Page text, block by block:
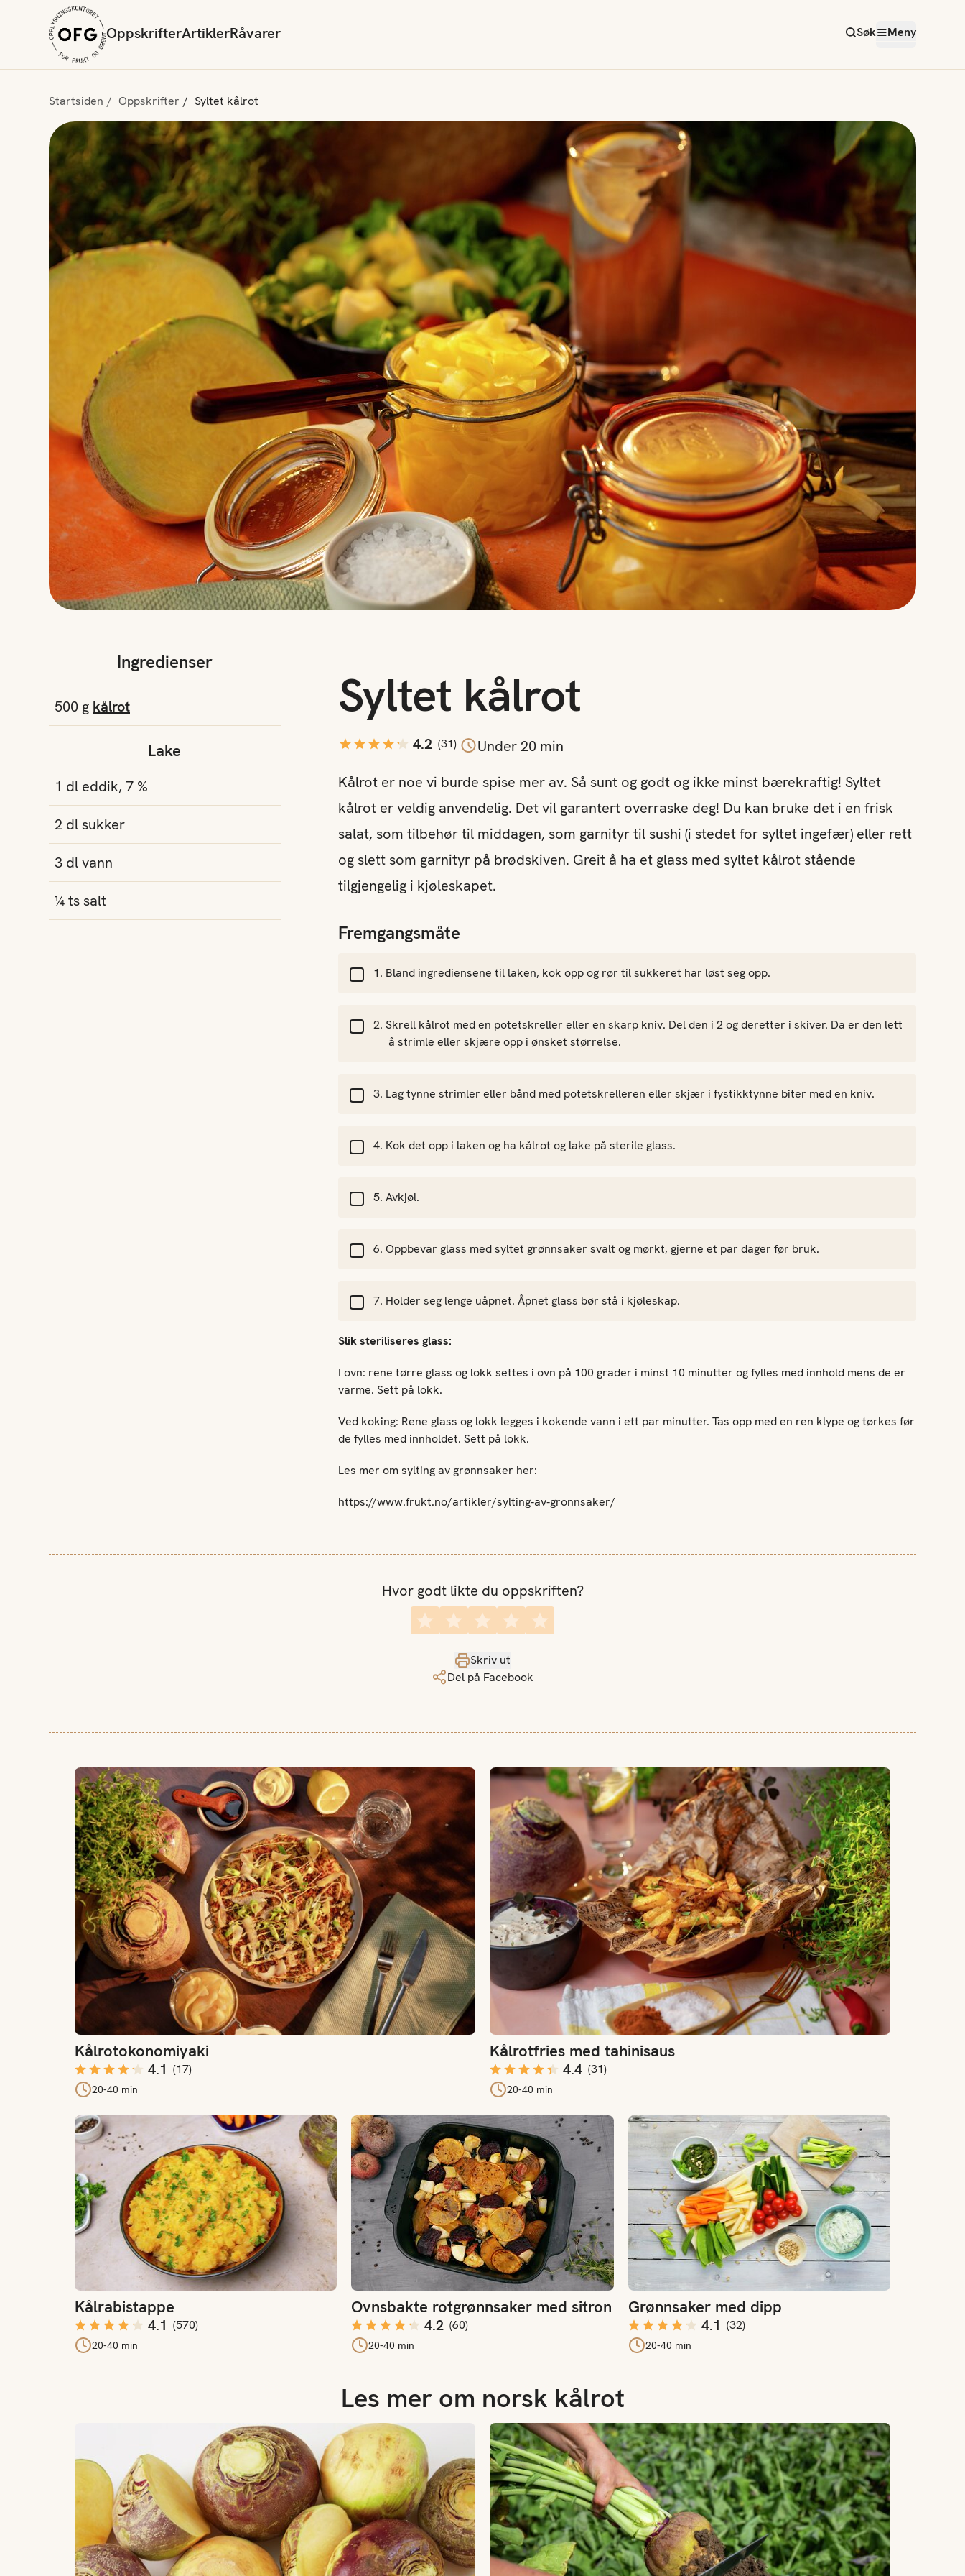
OppskrifterArtiklerRåvarer Søk Meny
Startsiden Oppskrifter Syltet kålrot
Ingredienser
500 g kålrot
Lake
1 dl eddik, 7 %
2 dlsukker
3 dlvann
¼tssalt
Syltet kålrot
4.2 (31)
Under 20 min
Kålrot er noe vi burde spise mer av. Så sunt og godt og ikke minst bærekraftig! Syltet
kålrot er veldig anvendelig. Det vil garantert overraske deg! Du kan bruke det i en frisk
salat, som tilbehør til middagen, som garnityr til sushi (i stedet for syltet ingefær) eller rett
og slett som garnityr på brødskiven. Greit å ha et glass med syltet kålrot stående
tilgjengelig i kjøleskapet.
Fremgangsmåte
Bland ingrediensene til laken, kok opp og rør til sukkeret har løst seg opp.
Skrell kålrot med en potetskreller eller en skarp kniv. Del den i 2 og deretter i skiver. Da er den lett
å strimle eller skjære opp i ønsket størrelse.
Lag tynne strimler eller bånd med potetskrelleren eller skjær i fystikktynne biter med en kniv.
Kok det opp i laken og ha kålrot og lake på sterile glass.
Avkjøl.
Oppbevar glass med syltet grønnsaker svalt og mørkt, gjerne et par dager før bruk.
Holder seg lenge uåpnet. Åpnet glass bør stå i kjøleskap.
Slik steriliseres glass:
I ovn: rene tørre glass og lokk settes i ovn på 100 grader i minst 10 minutter og fylles med innhold mens de er
varme. Sett på lokk.
Ved koking: Rene glass og lokk legges i kokende vann i ett par minutter. Tas opp med en ren klype og tørkes før
de fylles med innholdet. Sett på lokk.
Les mer om sylting av grønnsaker her:
https://www.frukt.no/artikler/sylting-av-gronnsaker/
Hvor godt likte du oppskriften?
Skriv ut
Del på Facebook
Kålrotokonomiyaki
4.1 (17)
20-40 min
Kålrotokonomiyaki
Kålrotfries med tahinisaus
4.4 (31)
20-40 min
Kålrotfries med tahinisaus
Kålrabistappe
4.1 (570)
20-40 min
Kålrabistappe
Ovnsbakte rotgrønnsaker med sitron
4.2 (60)
20-40 min
Ovnsbakte rotgrønnsaker med sitron
Grønnsaker med dipp
4.1 (32)
20-40 min
Grønnsaker med dipp
Les mer om norsk kålrot
Slik bruker du kålrot